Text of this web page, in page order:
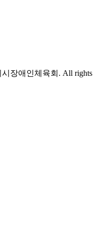
장애인체육회. All rights